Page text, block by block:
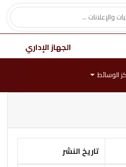
الجهاز الإداري
الوسائط
تاريخ النشر